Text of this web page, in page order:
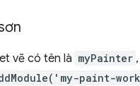
vẽ có tên là myPainter
paint-